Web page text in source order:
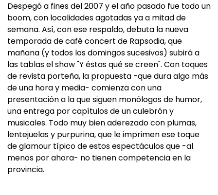
Despegó a fines del 2007 y el año pasado fue todo un
boom, con localidades agotadas ya a mitad de
semana. Así, con ese respaldo, debuta la nueva
temporada de café concert de Rapsodia, que
mañana (y todos los domingos sucesivos) subirá a
las tablas el show "Y éstas qué se creen". Con toques
de revista porteña, la propuesta -que dura algo más
de una hora y media- comienza con una
presentación a la que siguen monólogos de humor,
una entrega por capítulos de un culebrón y
musicales. Todo muy bien aderezado con plumas,
lentejuelas y purpurina, que le imprimen ese toque
de glamour típico de estos espectáculos que -al
menos por ahora- no tienen competencia en la
provincia.